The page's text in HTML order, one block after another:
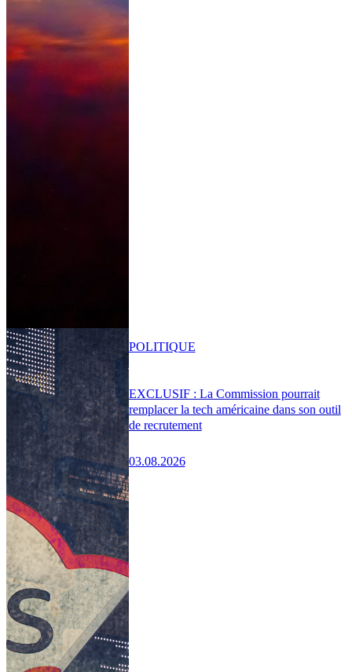
EXCLUSIF : La Commission pourrait
remplacer la tech américaine dans son outil
de recrutement
03.08.2026
POLITIQUE